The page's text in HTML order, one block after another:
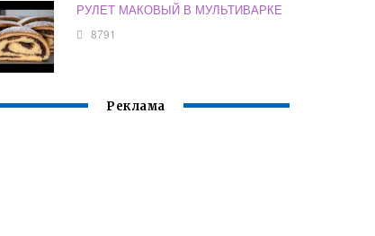
РУЛЕТ МАКОВЫЙ В МУЛЬТИВАРКЕ
8791
Реклама